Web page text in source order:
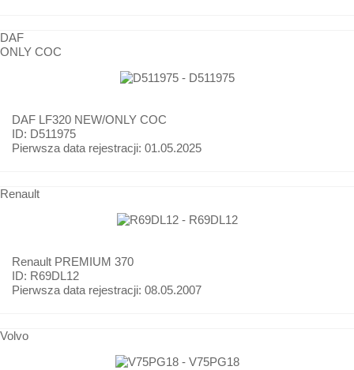
DAF
ONLY COC
DAF LF320 NEW/ONLY COC
ID: D511975
Pierwsza data rejestracji: 01.05.2025
Renault
Renault PREMIUM 370
ID: R69DL12
Pierwsza data rejestracji: 08.05.2007
Volvo